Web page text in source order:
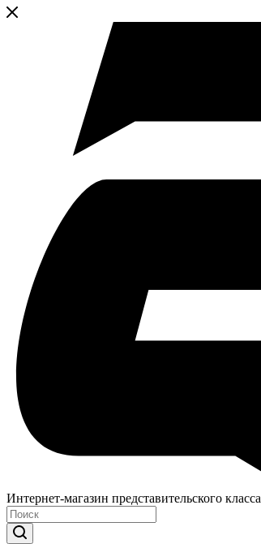
Интернет-магазин представительского класса